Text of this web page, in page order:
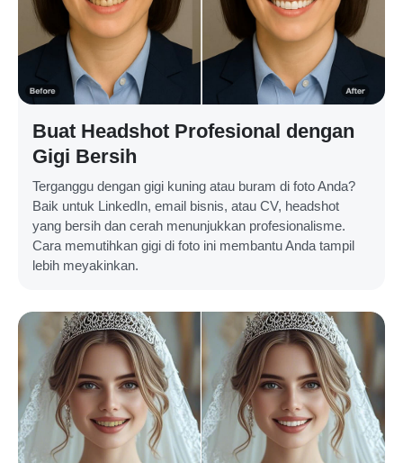
Buat Headshot Profesional dengan
Gigi Bersih
Terganggu dengan gigi kuning atau buram di foto Anda?
Baik untuk LinkedIn, email bisnis, atau CV, headshot
yang bersih dan cerah menunjukkan profesionalisme.
Cara memutihkan gigi di foto ini membantu Anda tampil
lebih meyakinkan.